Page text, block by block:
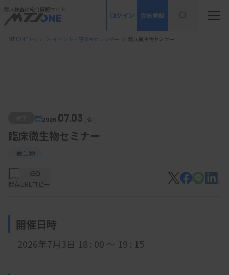
臨床検査の総合情報サイト
ログイン 会員登録
MTJONEトップ ＞ イベント・研修会カレンダー ＞ 臨床微生物セミナー
2026. 07.03（金）
臨床微生物セミナー
微生物
保存URLコピー
開催日時
2026年7月3日 18 : 00 ～ 19 : 15